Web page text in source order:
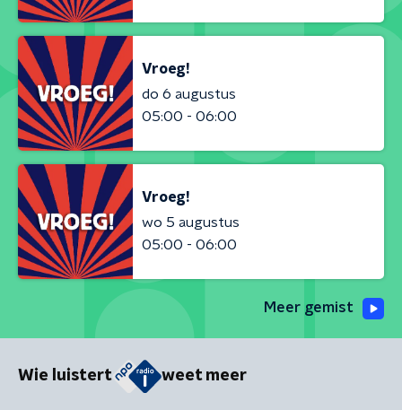
Vroeg!
do 6 augustus
05:00 - 06:00
Vroeg!
wo 5 augustus
05:00 - 06:00
Meer gemist
Wie luistert weet meer